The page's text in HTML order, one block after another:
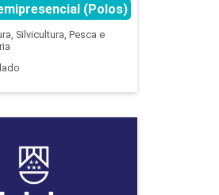
(Polos)
Silvicultura, Pesca e
Detalhes do curso